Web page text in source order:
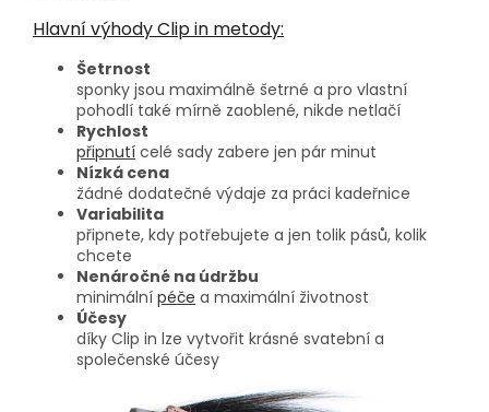
Hlavní výhody Clip in metody:
Šetrnost
sponky jsou maximálně šetrné a pro vlastní
pohodlí také mírně zaoblené, nikde netlačí
Rychlost
připnutí celé sady zabere jen pár minut
Nízká cena
žádné dodatečné výdaje za práci kadeřnice
Variabilita
připnete, kdy potřebujete a jen tolik pásů, kolik
chcete
Nenáročné na údržbu
minimální péče a maximální životnost
Účesy
díky Clip in lze vytvořit krásné svatební a
společenské účesy